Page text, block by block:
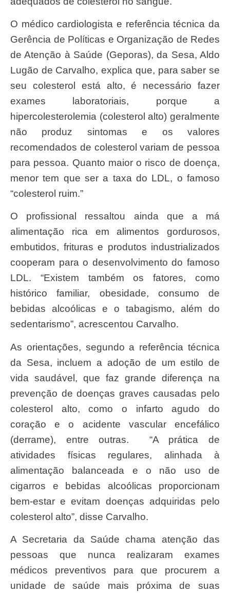
O médico cardiologista e referência técnica da
Gerência de Políticas e Organização de Redes
de Atenção à Saúde (Geporas), da Sesa, Aldo
Lugão de Carvalho, explica que, para saber se
seu colesterol está alto, é necessário fazer
exames laboratoriais, porque a
hipercolesterolemia (colesterol alto) geralmente
não produz sintomas e os valores
recomendados de colesterol variam de pessoa
para pessoa. Quanto maior o risco de doença,
menor tem que ser a taxa do LDL, o famoso
“colesterol ruim.”
O profissional ressaltou ainda que a má
alimentação rica em alimentos gordurosos,
embutidos, frituras e produtos industrializados
cooperam para o desenvolvimento do famoso
LDL. “Existem também os fatores, como
histórico familiar, obesidade, consumo de
bebidas alcoólicas e o tabagismo, além do
sedentarismo”, acrescentou Carvalho.
As orientações, segundo a referência técnica
da Sesa, incluem a adoção de um estilo de
vida saudável, que faz grande diferença na
prevenção de doenças graves causadas pelo
colesterol alto, como o infarto agudo do
coração e o acidente vascular encefálico
(derrame), entre outras. “A prática de
atividades físicas regulares, alinhada à
alimentação balanceada e o não uso de
cigarros e bebidas alcoólicas proporcionam
bem-estar e evitam doenças adquiridas pelo
colesterol alto”, disse Carvalho.
A Secretaria da Saúde chama atenção das
pessoas que nunca realizaram exames
médicos preventivos para que procurem a
unidade de saúde mais próxima de suas